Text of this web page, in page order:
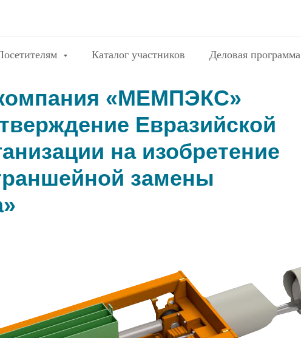
Каталог участников Деловая программа
«МЕМПЭКС»
Евразийской
на изобретение
замены